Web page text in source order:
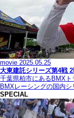
movie 2025.05.25
大東建託シリーズ第4戦
千葉県柏市にあるBMX
BMXレーシングの国内
SPECIAL